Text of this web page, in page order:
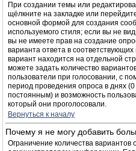
При создании темы или
щёлкните на закладке или
основной формой для создания
используемого стиля; если вы не
вы не имеете прав на создание
варианта ответа в
вариант находится на отдельной
можете задать количество
пользователи при голосовании, с
период проведения опроса в днях
постоянным) и возможность
который они проголосовали.
Вернуться к началу
Почему я не могу добавить
Ограничение количества вариантов